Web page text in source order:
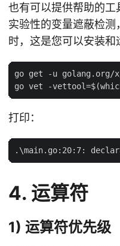
也有可以提供帮助的
实验性的变量遮蔽检
时，这是您可以安装和
go get -u golang.org/
打印：
4. 运算符
1) 运算符优先级